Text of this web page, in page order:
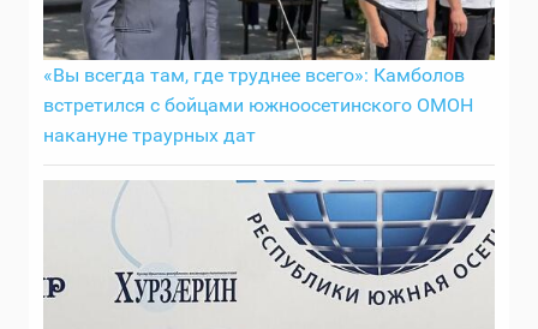
«Вы всегда там, где труднее всего»: Камболов
встретился с бойцами южноосетинского ОМОН
накануне траурных дат